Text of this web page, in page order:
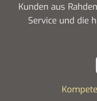
Kunden aus
Service und die